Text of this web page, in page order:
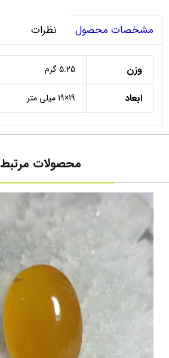
مشخصات محصول نظرات
وزن 5.25 گرم
ابعاد 19×19 میلی متر
محصولات مرتبط